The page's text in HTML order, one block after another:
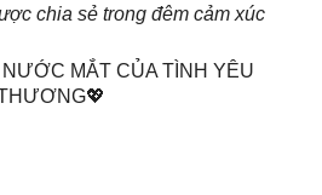
chia sẻ trong đêm cảm xúc
MẮT CỦA TÌNH YÊU
💖